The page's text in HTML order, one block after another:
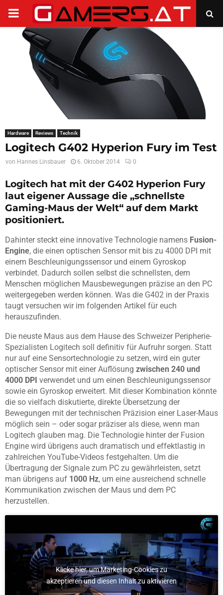
PRIMARY
MENU
Hardware Reviews Technik
Logitech G402 Hyperion Fury im Test
von Hannes Linsbauer 6. Oktober 2014 0
Logitech hat mit der G402 Hyperion Fury
laut eigener Aussage die „schnellste
Gaming-Maus der Welt“ auf dem Markt
positioniert.
Dahinter steckt eine innovative Technologie namens Fusion-
Engine, die einen optischen Sensor mit bis zu 4000 DPI mit
einem Beschleunigungssensor und einem Gyroskop
verbindet. Dadurch sollen selbst die schnellsten, dem
Menschen möglichen Mausbewegungen präzise an den PC
weitergegeben werden können. Was die G402 in der Praxis
taugt versuchen wir im folgenden Artikel für euch
herauszufinden.
Die neuste Maus aus dem Hause des Schweizer Peripherie-
Spezialisten Logitech soll definitiv für Aufruhr sorgen. Statt
nur auf eine Sensortechnologie zu setzen, wird ein guter
optischer Sensor mit einer Auflösung zwischen 240 und
4000 DPI verwendet und um einen Beschleunigungssensor
sowie ein Gyroskop erweitert. Mit dieser Kombination könnte
die so vielfach diskutierte, direkte Übersetzung der
Bewegungen mit der technischen Präzision einer Laser-Maus
möglich sein – oder sogar präziser als diese, wenn man
Logitech glauben mag. Die Technologie hinter der Fusion
Engine wird übrigens auch dramatisch und effektlastig in
zahlreichen YouTube-Videos festgehalten. Um die
Übertragung der Signale zum PC zu gewährleisten, setzt
man übrigens auf 1000 Hz, um eine ausreichend schnelle
Kommunikation zwischen der Maus und dem PC
herzustellen.
Klicke hier, um Marketing-Cookies zu
akzeptieren und diesen Inhalt zu aktivieren